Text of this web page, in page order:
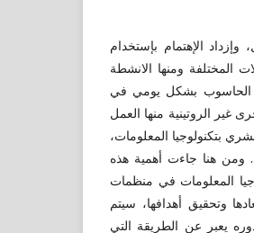
وإزداد الإهتمام بإستخدام
المختلفة ومنها الانشطة
الحاسوب بشكل يومي في
غير الروتينية منها العمل
بتكنولوجيا المعلومات،
ومن هنا جاءت أهمية هذه
المعلومات في منظمات
وتحقيق أهدافها، سيتم
يعبر عن الطريقة التي